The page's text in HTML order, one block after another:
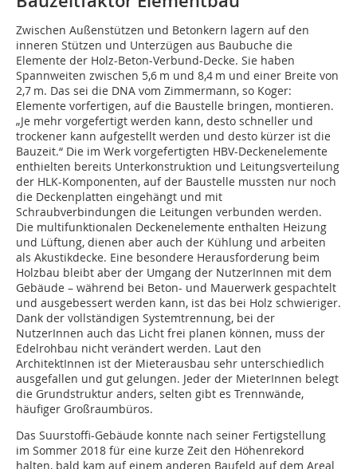
Zwischen Außenstützen und Betonkern lagern auf den
inneren Stützen und Unterzügen aus Baubuche die
Elemente der Holz-Beton-Verbund-Decke. Sie haben
Spannweiten zwischen 5,6 m und 8,4 m und einer Breite von
2,7 m. Das sei die DNA vom Zimmermann, so Koger:
Elemente vorfertigen, auf die Baustelle bringen, montieren.
„Je mehr vorgefertigt werden kann, desto schneller und
trockener kann aufgestellt werden und desto kürzer ist die
Bauzeit.“ Die im Werk vorgefertigten HBV-Deckenelemente
enthielten bereits Unterkonstruktion und Leitungsverteilung
der HLK-Komponenten, auf der Baustelle mussten nur noch
die Deckenplatten eingehängt und mit
Schraubverbindungen die Leitungen verbunden werden.
Die multifunktionalen Deckenelemente enthalten Heizung
und Lüftung, dienen aber auch der Kühlung und arbeiten
als Akustikdecke. Eine besondere Herausforderung beim
Holzbau bleibt aber der Umgang der NutzerInnen mit dem
Gebäude – während bei Beton- und Mauerwerk gespachtelt
und ausgebessert werden kann, ist das bei Holz schwieriger.
Dank der vollständigen Systemtrennung, bei der
NutzerInnen auch das Licht frei planen können, muss der
Edelrohbau nicht verändert werden. Laut den
ArchitektInnen ist der Mieterausbau sehr unterschiedlich
ausgefallen und gut gelungen. Jeder der MieterInnen belegt
die Grundstruktur anders, selten gibt es Trennwände,
häufiger Großraumbüros.
Das Suurstoffi-Gebäude konnte nach seiner Fertigstellung
im Sommer 2018 für eine kurze Zeit den Höhenrekord
halten, bald kam auf einem anderen Baufeld auf dem Areal